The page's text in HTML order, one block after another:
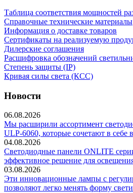
Таблица соответствия мощностей
Справочные технические материалы
Информация о доставке товаров
Сертификаты на реализуемую
Дилерские соглашения
Расшифровка обозначений
Степень защиты (IP)
Кривая силы света (КСС)
Новости
06.08.2026
Мы расширили ассортимент
ULP-6060, которые сочетают в себе
04.08.2026
Светодиодные панели ONLITE
эффективное решение для
03.08.2026
Эти инновационные лампы с
позволяют легко менять форму